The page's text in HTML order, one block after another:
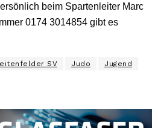
beim Spartenleiter Marc
0174 3014854 gibt es
SV Judo Jugend